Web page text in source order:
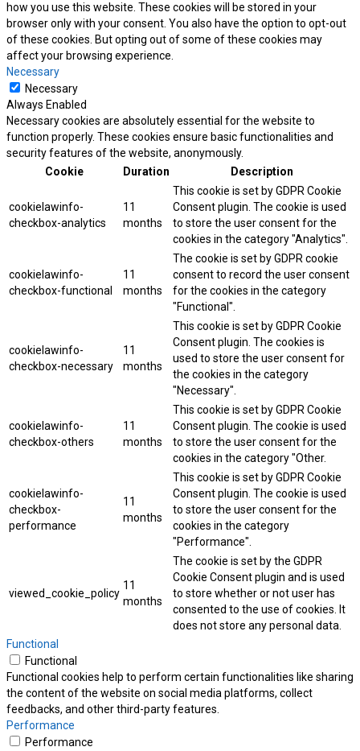
how you use this website. These cookies will be stored in your
browser only with your consent. You also have the option to opt-out
of these cookies. But opting out of some of these cookies may
affect your browsing experience.
Necessary
Necessary
Always Enabled
Necessary cookies are absolutely essential for the website to
function properly. These cookies ensure basic functionalities and
security features of the website, anonymously.
Cookie
Duration Description
cookielawinfo-
checkbox-analytics
11
months
This cookie is set by GDPR Cookie
Consent plugin. The cookie is used
to store the user consent for the
cookies in the category "Analytics".
cookielawinfo-
checkbox-functional
11
months
The cookie is set by GDPR cookie
consent to record the user consent
for the cookies in the category
"Functional".
cookielawinfo-
checkbox-necessary
11
months
This cookie is set by GDPR Cookie
Consent plugin. The cookies is
used to store the user consent for
the cookies in the category
"Necessary".
cookielawinfo-
checkbox-others
11
months
This cookie is set by GDPR Cookie
Consent plugin. The cookie is used
to store the user consent for the
cookies in the category "Other.
cookielawinfo-
checkbox-
performance
11
months
This cookie is set by GDPR Cookie
Consent plugin. The cookie is used
to store the user consent for the
cookies in the category
"Performance".
viewed_cookie_policy
11
months
The cookie is set by the GDPR
Cookie Consent plugin and is used
to store whether or not user has
consented to the use of cookies. It
does not store any personal data.
Functional
Functional
Functional cookies help to perform certain functionalities like sharing
the content of the website on social media platforms, collect
feedbacks, and other third-party features.
Performance
Performance